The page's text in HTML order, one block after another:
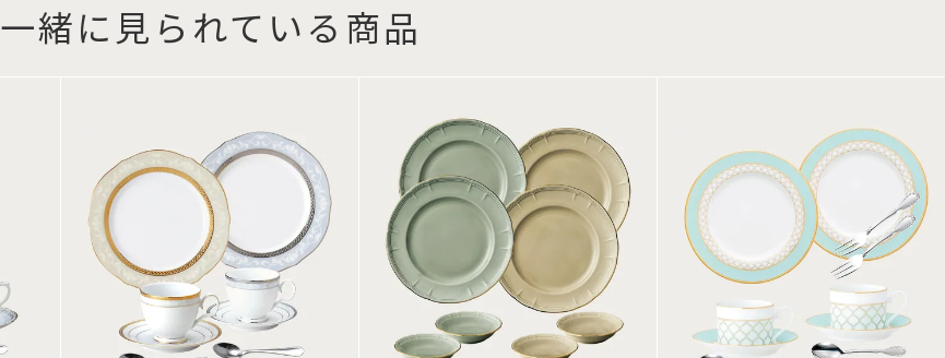
一緒に見られている商品